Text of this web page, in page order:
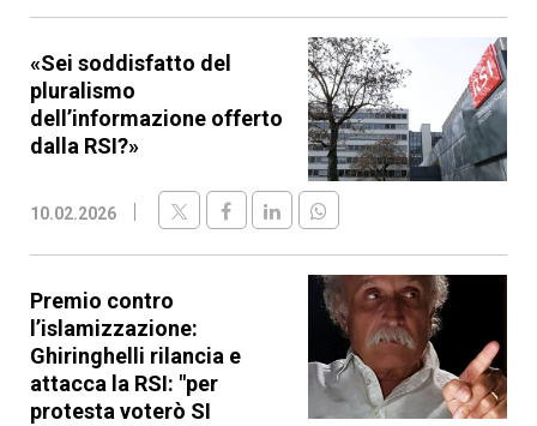
«Sei soddisfatto del
pluralismo
dell’informazione offerto
dalla RSI?»
10.02.2026
Premio contro
l’islamizzazione:
Ghiringhelli rilancia e
attacca la RSI: "per
protesta voterò SI